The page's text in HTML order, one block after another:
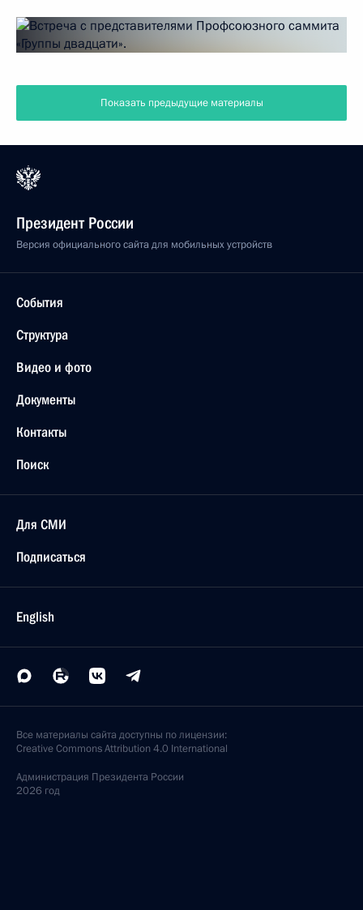
Показать предыдущие материалы
Президент России
Версия официального сайта для мобильных устройств
События
Структура
Видео и фото
Документы
Контакты
Поиск
Для СМИ
Подписаться
English
Все материалы сайта доступны по лицензии:
Creative Commons Attribution 4.0 International
Администрация Президента России
2026 год